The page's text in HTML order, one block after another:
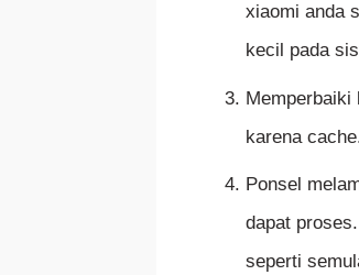
xiaomi anda
kecil pada
Memperbaiki
karena
Ponsel
dapat
seperti